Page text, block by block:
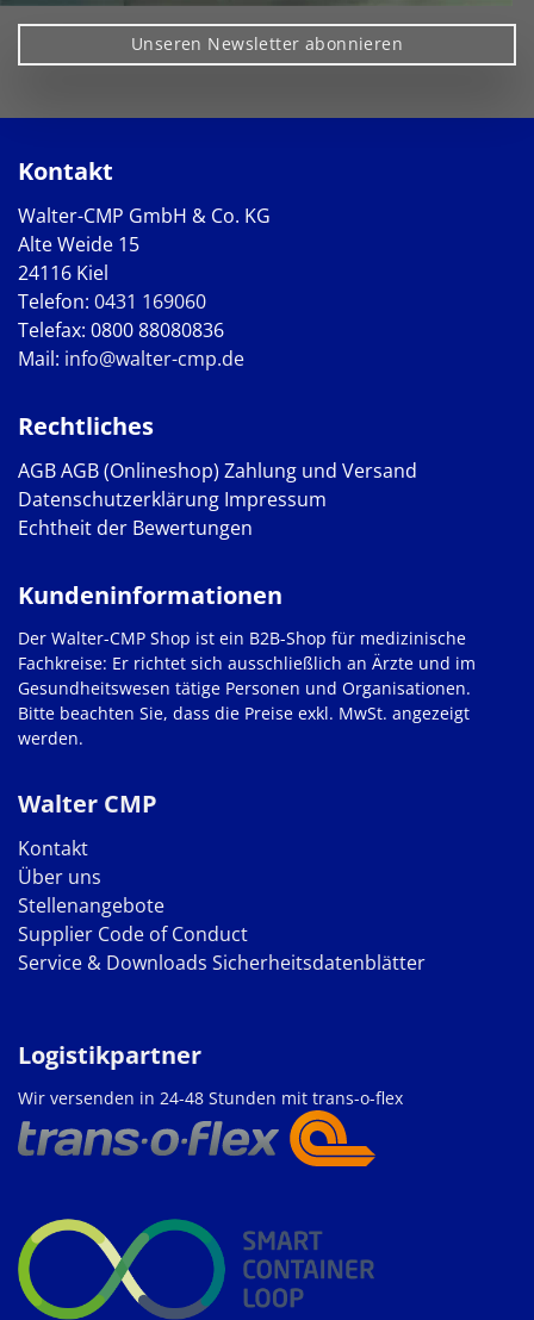
Unseren Newsletter abonnieren
Kontakt
Walter-CMP GmbH & Co. KG
Alte Weide 15
24116 Kiel
Telefon: 0431 169060
Telefax: 0800 88080836
Mail: info@walter-cmp.de
Rechtliches
AGBAGB (Onlineshop) Zahlung und Versand
Datenschutzerklärung Impressum
Echtheit der Bewertungen
Walter CMP
Kontakt
Über uns
Stellenangebote
Supplier Code of Conduct
Service & Downloads Sicherheitsdatenblätter
Kundeninformationen
Der Walter-CMP Shop ist ein B2B-Shop für medizinische
Fachkreise: Er richtet sich ausschließlich an Ärzte und im
Gesundheitswesen tätige Personen und Organisationen.
Bitte beachten Sie, dass die Preise exkl. MwSt. angezeigt
werden.
Logistikpartner
Wir versenden in 24-48 Stunden mit trans-o-flex